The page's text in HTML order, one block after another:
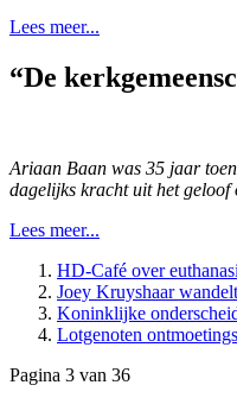
Lees meer...
“De
Ariaan Baan was 35 jaar
dagelijks kracht uit het geloof
Lees meer...
HD-Café over
Joey Kruyshaar
Koninklijke
Lotgenoten
Pagina 3 van 36